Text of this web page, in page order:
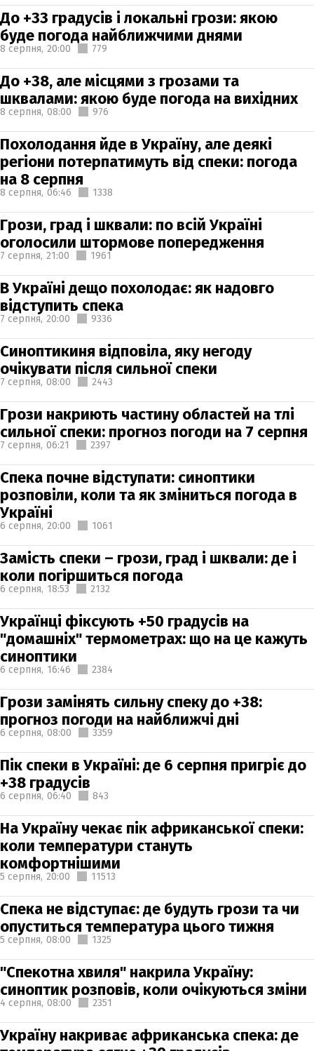
До +33 градусів і локальні грози: якою
буде погода найближчими днями
8 серпня, 20:00 779
До +38, але місцями з грозами та
шквалами: якою буде погода на вихідних
8 серпня, 08:00 976
Похолодання йде в Україну, але деякі
регіони потерпатимуть від спеки: погода
на 8 серпня
8 серпня, 06:46 1338
Грози, град і шквали: по всій Україні
оголосили штормове попередження
7 серпня, 21:00 1961
В Україні дещо похолодає: як надовго
відступить спека
7 серпня, 20:00 9336
Синоптикиня відповіла, яку негоду
очікувати після сильної спеки
7 серпня, 08:00 2443
Грози накриють частину областей на тлі
сильної спеки: прогноз погоди на 7 серпня
7 серпня, 06:21 2397
Спека почне відступати: синоптики
розповіли, коли та як зміниться погода в
Україні
6 серпня, 20:00 1061
Замість спеки – грози, град і шквали: де і
коли погіршиться погода
6 серпня, 18:53 2132
Українці фіксують +50 градусів на
"домашніх" термометрах: що на це кажуть
синоптики
6 серпня, 16:46 2384
Грози замінять сильну спеку до +38:
прогноз погоди на найближчі дні
6 серпня, 08:00 3359
Пік спеки в Україні: де 6 серпня пригріє до
+38 градусів
6 серпня, 06:40 843
На Україну чекає пік африканської спеки:
коли температури стануть
комфортнішими
5 серпня, 20:00 11513
Спека не відступає: де будуть грози та чи
опуститься температура цього тижня
5 серпня, 08:00 1325
"Спекотна хвиля" накрила Україну:
синоптик розповів, коли очікуються зміни
4 серпня, 08:00 2351
Україну накриває африканська спека: де